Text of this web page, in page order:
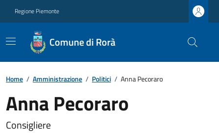
Regione Piemonte
Comune di Rorà
Home / Amministrazione / Politici / Anna Pecoraro
Anna Pecoraro
Consigliere